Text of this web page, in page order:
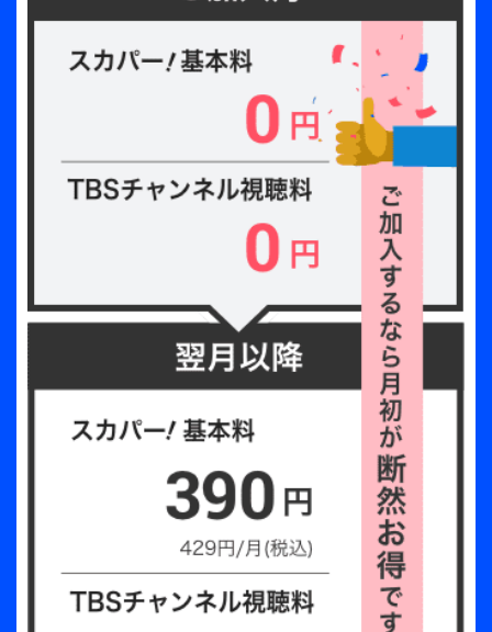
試される対決で奇跡の一致！？
は「はしごだか」が正式表記です。